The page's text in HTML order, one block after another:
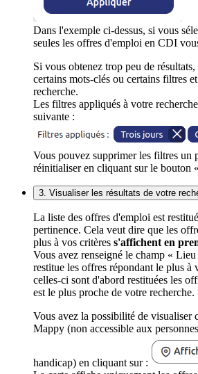
Dans l'exemple ci-dessus, si vous
seules les offres d'emploi en CDI
Si vous obtenez trop peu de
certains mots-clés ou certains filtres
recherche.
Les filtres appliqués à votre
suivante :
Vous pouvez supprimer les filtres un
réinitialiser en cliquant sur le bouton
3. Visualiser les résultats de votre
La liste des offres d'emploi est
pertinence. Cela veut dire que les
plus à vos critères s'affichent en
Vous avez renseigné le champ «
restitue les offres répondant le plus à
celles-ci sont d'abord restituées les
est le plus proche de votre recherche.
Vous avez la possibilité de visualiser
Mappy (non accessible aux
handicap) en cliquant sur :